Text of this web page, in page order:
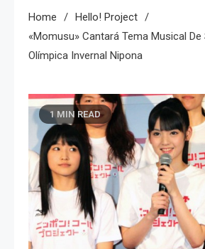
Home
Hello! Project
«Momusu» Cantará Tema Musical De
Olímpica Invernal Nipona
1 MIN READ